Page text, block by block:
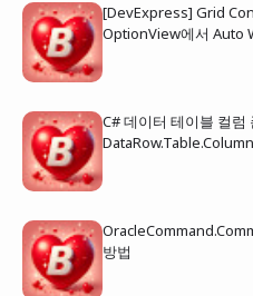
[DevExpress] Grid
OptionView에서 Auto
C# 데이터 테이블 컬럼
방법